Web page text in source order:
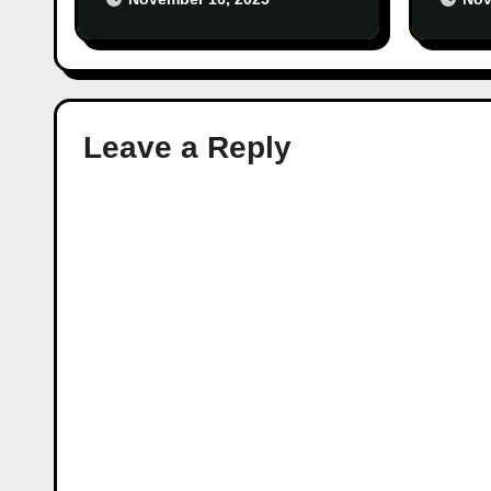
Attalage ft. Hesara
Leave a Reply